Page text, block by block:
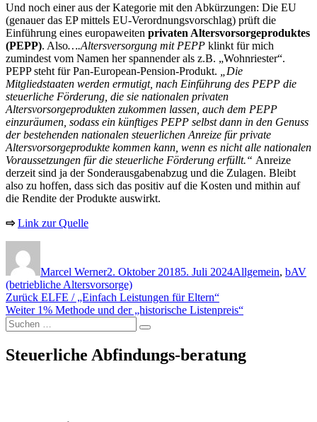
Und noch einer aus der Kategorie mit den Abkürzungen: Die EU
(genauer das EP mittels EU-Verordnungsvorschlag) prüft die
Einführung eines europaweiten privaten Altersvorsorgeproduktes
(PEPP). Also….Altersversorgung mit PEPP klinkt für mich
zumindest vom Namen her spannender als z.B. „Wohnriester“.
PEPP steht für Pan-European-Pension-Produkt.
„Die
Mitgliedstaaten werden ermutigt, nach Einführung des PEPP die
steuerliche Förderung, die sie nationalen privaten
Altersvorsorgeprodukten zukommen lassen, auch dem PEPP
einzuräumen, sodass ein künftiges PEPP selbst dann in den Genuss
der bestehenden nationalen steuerlichen Anreize für private
Altersvorsorgeprodukte kommen kann, wenn es nicht alle nationalen
Voraussetzungen für die steuerliche Förderung erfüllt.“ Anreize
derzeit sind ja der Sonderausgabenabzug und die Zulagen. Bleibt
also zu hoffen, dass sich das positiv auf die Kosten und mithin auf
die Rendite der Produkte auswirkt.
⇨ Link zur Quelle
Marcel Werner2. Oktober 20185. Juli 2024Allgemein, bAV
(betriebliche Altersvorsorge)
Beitragsnavigation
Zurück Vorheriger
Beitrag:
ELFE / „Einfach Leistungen für Eltern“
Weiter Nächster
Beitrag:
1% Methode und der „historische Listenpreis“
Suchen
nach:
Suchen
Steuerliche Abfindungs-beratung